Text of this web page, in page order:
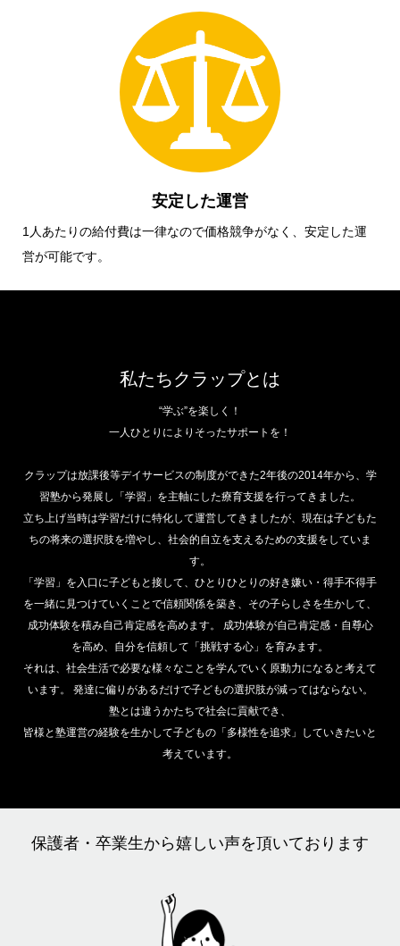
安定した運営
1人あたりの給付費は一律なので価格競争がなく、安定した運
営が可能です。
私たちクラップとは
“学ぶ”を楽しく！
一人ひとりによりそったサポートを！
クラップは放課後等デイサービスの制度ができた2年後の2014年から、学
習塾から発展し「学習」を主軸にした療育支援を行ってきました。
立ち上げ当時は学習だけに特化して運営してきましたが、現在は子どもた
ちの将来の選択肢を増やし、社会的自立を支えるための支援をしていま
す。
「学習」を入口に子どもと接して、ひとりひとりの好き嫌い・得手不得手
を一緒に見つけていくことで信頼関係を築き、その子らしさを生かして、
成功体験を積み自己肯定感を高めます。 成功体験が自己肯定感・自尊心
を高め、自分を信頼して「挑戦する心」を育みます。
それは、社会生活で必要な様々なことを学んでいく原動力になると考えて
います。 発達に偏りがあるだけで子どもの選択肢が減ってはならない。
塾とは違うかたちで社会に貢献でき、
皆様と塾運営の経験を生かして子どもの「多様性を追求」していきたいと
考えています。
保護者・卒業生から嬉しい声を頂いております